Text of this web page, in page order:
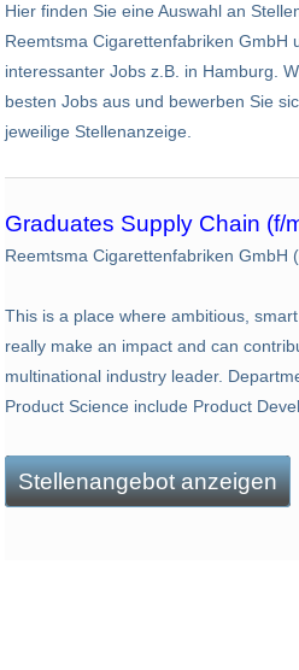
Hier finden Sie eine Auswahl an
Reemtsma Cigarettenfabriken GmbH
interessanter Jobs z.B. in Hamburg.
besten Jobs aus und bewerben Sie
jeweilige Stellenanzeige.
Graduates Supply Chain (f/
Reemtsma Cigarettenfabriken GmbH
This is a place where ambitious,
really make an impact and can
multinational industry leader.
Product Science include Product
Stellenangebot anzeigen